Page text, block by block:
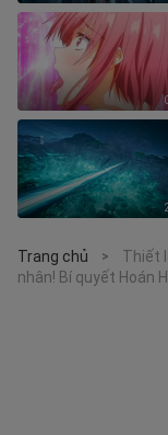
Trang chủ >
Thiết
nhân! Bí quyết Hoán